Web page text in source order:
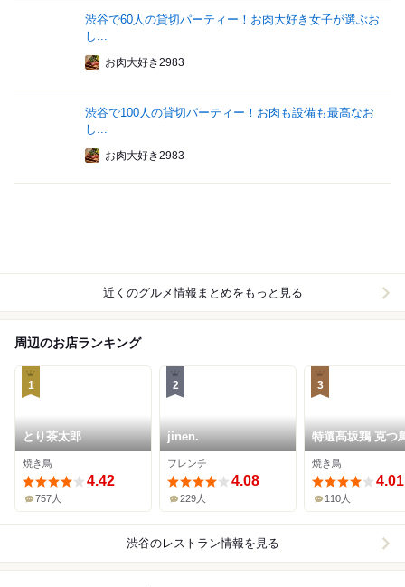
渋谷で60人の貸切パーティー！お肉大好き女子が選ぶお
し...
お肉大好き2983
渋谷で100人の貸切パーティー！お肉も設備も最高なお
し...
お肉大好き2983
近くのグルメ情報まとめをもっと見る
周辺のお店ランキング
1
とり茶太郎
焼き鳥
4.42
757人
2
jinen.
フレンチ
4.08
229人
3
特選髙坂鶏 克つ
焼き鳥
4.01
110人
渋谷のレストラン情報を見る